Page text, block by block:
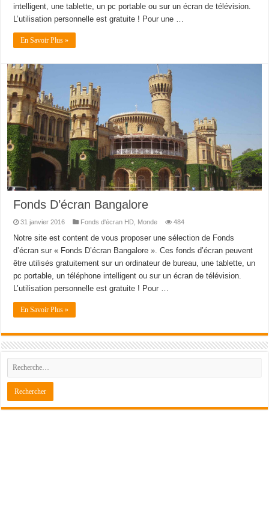
intelligent, une tablette, un pc portable ou sur un écran de télévision.
L’utilisation personnelle est gratuite ! Pour une …
En Savoir Plus »
Fonds D’écran Bangalore
31 janvier 2016 Fonds d'écran HD Monde 484
Notre site est content de vous proposer une sélection de Fonds
d’écran sur « Fonds D’écran Bangalore ». Ces fonds d’écran peuvent
être utilisés gratuitement sur un ordinateur de bureau, une tablette, un
pc portable, un téléphone intelligent ou sur un écran de télévision.
L’utilisation personnelle est gratuite ! Pour …
En Savoir Plus »